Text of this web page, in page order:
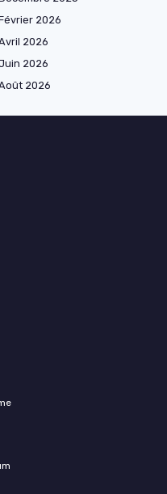
2026
2026
2026
2026